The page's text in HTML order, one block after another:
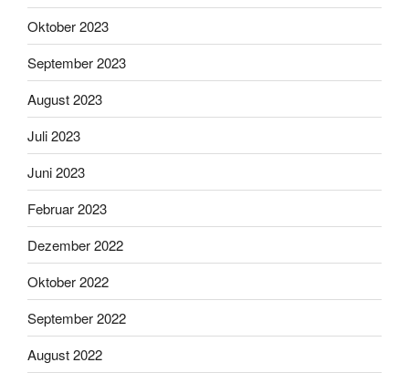
Oktober 2023
September 2023
August 2023
Juli 2023
Juni 2023
Februar 2023
Dezember 2022
Oktober 2022
September 2022
August 2022